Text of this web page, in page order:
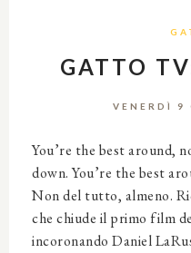
GATTO
VENERDÌ 9
You’re the best around,
down. You’re the best
Non del tutto, almeno.
che chiude il primo film
incoronando Daniel